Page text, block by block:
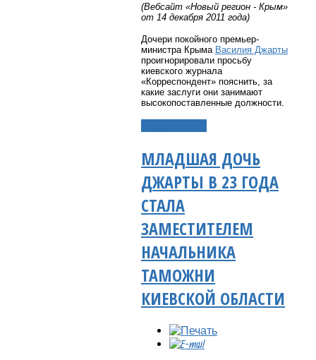
(Вебсайт «Новый регион - Крым»
от 14 декабря 2011 года)
Дочери покойного премьер-
министра Крыма Василия Джарты
проигнорировали просьбу
киевского журнала
«Корреспондент» пояснить, за
какие заслуги они занимают
высокопоставленные должности.
МЛАДШАЯ ДОЧЬ
ДЖАРТЫ В 23 ГОДА
СТАЛА
ЗАМЕСТИТЕЛЕМ
НАЧАЛЬНИКА
ТАМОЖНИ
КИЕВСКОЙ ОБЛАСТИ